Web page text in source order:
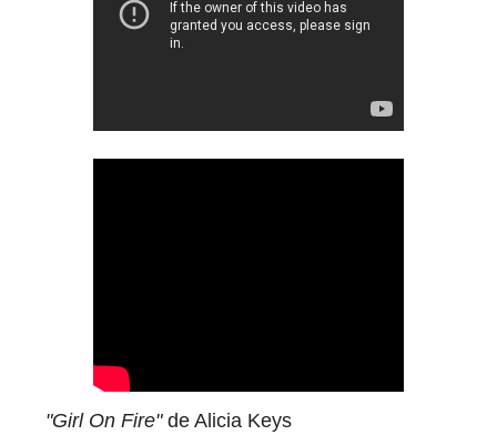
"Girl On Fire"de Alicia Keys